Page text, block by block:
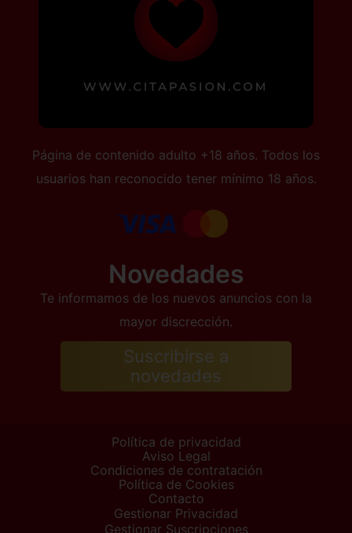
Página de contenido adulto +18 años. Todos los
usuarios han reconocido tener mínimo 18 años.
Novedades
Te informamos de los nuevos anuncios con la
mayor discrección.
Suscribirse a
novedades
Política de privacidad
Aviso Legal
Condiciones de contratación
Política de Cookies
Contacto
Gestionar Privacidad
Gestionar Suscripciones